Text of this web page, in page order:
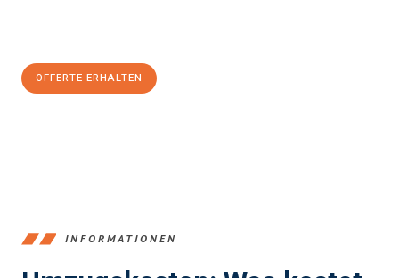
OFFERTE ERHALTEN
INFORMATIONEN